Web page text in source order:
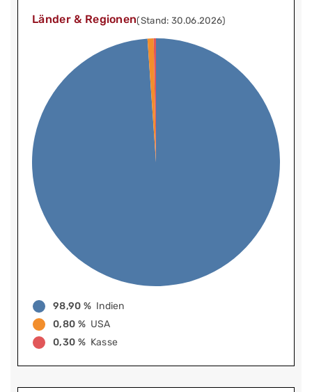
Länder & Regionen(Stand: 30.06.2026)
98,90 % Indien
0,80 % USA
0,30 % Kasse